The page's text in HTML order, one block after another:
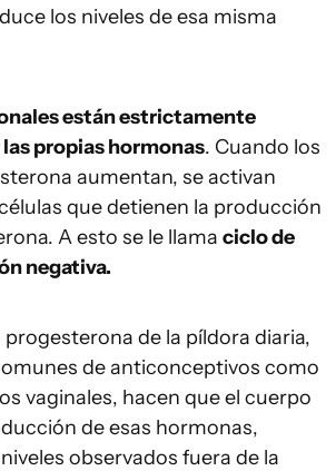
los niveles de esa misma
están estrictamente
propias hormonas. Cuando los
aumentan, se activan
que detienen la producción
A esto se le llama ciclo de
negativa.
progesterona de la píldora diaria,
de anticonceptivos como
vaginales, hacen que el cuerpo
de esas hormonas,
observados fuera de la